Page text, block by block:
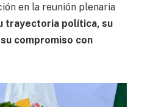
en la reunión plenaria
trayectoria política, su
compromiso con